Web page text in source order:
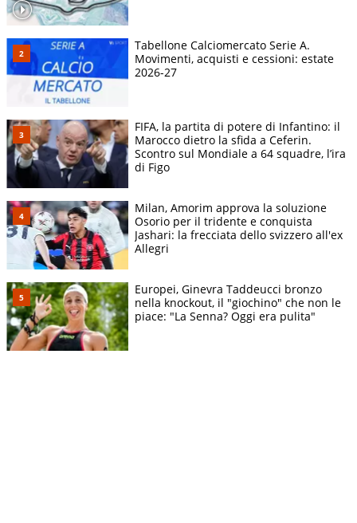
Tabellone Calciomercato Serie A.
Movimenti, acquisti e cessioni: estate
2026-27
FIFA, la partita di potere di Infantino: il
Marocco dietro la sfida a Ceferin.
Scontro sul Mondiale a 64 squadre, l’ira
di Figo
Milan, Amorim approva la soluzione
Osorio per il tridente e conquista
Jashari: la frecciata dello svizzero all'ex
Allegri
Europei, Ginevra Taddeucci bronzo
nella knockout, il "giochino" che non le
piace: "La Senna? Oggi era pulita"